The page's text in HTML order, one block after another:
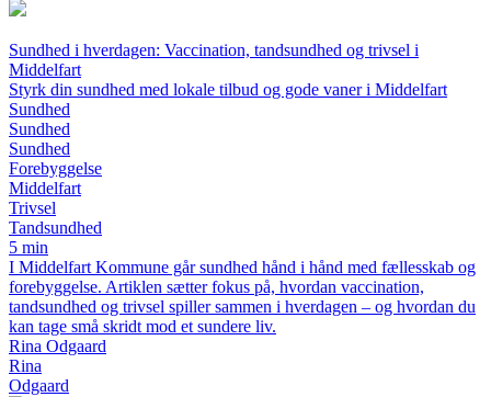
Sundhed i hverdagen: Vaccination, tandsundhed og trivsel i
Middelfart
Styrk din sundhed med lokale tilbud og gode vaner i Middelfart
Sundhed
Sundhed
Sundhed
Forebyggelse
Middelfart
Trivsel
Tandsundhed
5 min
I Middelfart Kommune går sundhed hånd i hånd med fællesskab og
forebyggelse. Artiklen sætter fokus på, hvordan vaccination,
tandsundhed og trivsel spiller sammen i hverdagen – og hvordan du
kan tage små skridt mod et sundere liv.
Rina Odgaard
Rina
Odgaard